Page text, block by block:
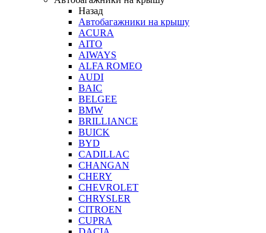
Назад
Автобагажники на крышу
ACURA
AITO
AIWAYS
ALFA ROMEO
AUDI
BAIC
BELGEE
BMW
BRILLIANCE
BUICK
BYD
CADILLAC
CHANGAN
CHERY
CHEVROLET
CHRYSLER
CITROEN
CUPRA